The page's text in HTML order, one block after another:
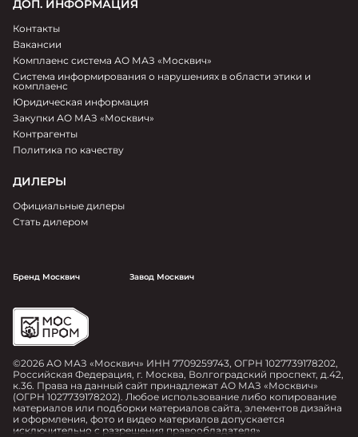
ДОП. ИНФОРМАЦИЯ
Контакты
Вакансии
Комплаенс система АО МАЗ «Москвич»
Система информирования о нарушениях в области этики и
комплаенс
Юридическая информация
Закупки АО МАЗ «Москвич»
Контрагенты
Политика по качеству
ДИЛЕРЫ
Официальные дилеры
Стать дилером
Бренд Москвич Завод Москвич
©2026 АО МАЗ «Москвич» ИНН 7709259743, ОГРН 1027739178202,
Российская Федерация, г. Москва, Волгоградский проспект, д.42,
к.36. Права на данный сайт принадлежат АО МАЗ «Москвич»
(ОГРН 1027739178202). Любое использование либо копирование
материалов или подборки материалов сайта, элементов дизайна
и оформления, фото и видео материалов допускается
исключительно с разрешения правообладателя»